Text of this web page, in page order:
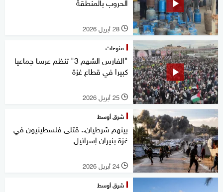
l 28 أبريل 2026
منوعات
"الفارس الشهم 3" تنظم عرسا جماعيا
كبيرا في قطاع غزة
l 25 أبريل 2026
شرق أوسط
بينهم شرطيان.. قتلى فلسطينيون في
غزة بنيران إسرائيل
l 24 أبريل 2026
شرق أوسط